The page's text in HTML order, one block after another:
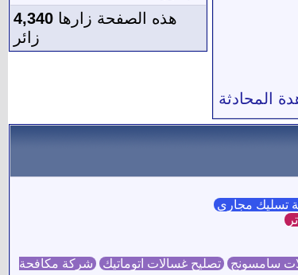
المحادثة
هذه الصفحة زارها 4,340
زائر
تسليك مجاري
سامسونج تصليح غسالات اتوماتيك شركة مكافحة